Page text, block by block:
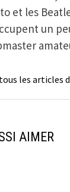
et les
un
les articles
AIMER